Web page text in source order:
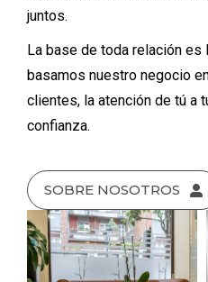
juntos.
La base de toda relación es
basamos nuestro negocio
clientes, la atención de tú a
confianza.
SOBRE NOSOTROS